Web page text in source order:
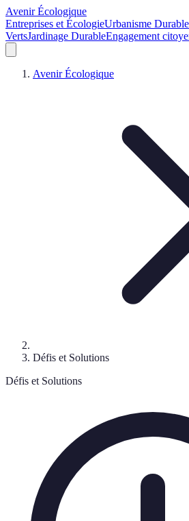
Avenir Écologique
Entreprises et ÉcologieUrbanisme Durable
VertsJardinage DurableEngagement
Avenir Écologique
Défis et Solutions
Défis et Solutions